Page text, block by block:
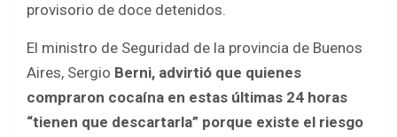
provisorio de doce detenidos.
El ministro de Seguridad de la provincia de Buenos
Aires, Sergio Berni, advirtió que quienes
compraron cocaína en estas últimas 24 horas
“tienen que descartarla” porque existe el riesgo